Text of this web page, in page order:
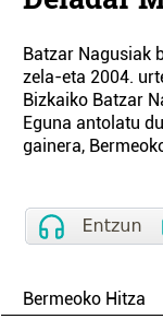
Batzar Nagusiak
zela-eta 2004.
Bizkaiko Batzar
Eguna antolatu
gainera,
Bermeoko Hitza